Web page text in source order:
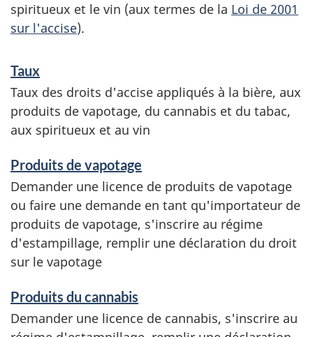
spiritueux et le vin (aux termes de la Loi de 2001
sur l'accise).
S
e
r
i
c
e
s
e
t
Taux
Taux des droits d'accise appliqués à la bière, aux
produits de vapotage, du cannabis et du tabac,
aux spiritueux et au vin
Produits de vapotage
Demander une licence de produits de vapotage
ou faire une demande en tant qu'importateur de
produits de vapotage, s'inscrire au régime
d'estampillage, remplir une déclaration du droit
sur le vapotage
Produits du cannabis
Demander une licence de cannabis, s'inscrire au